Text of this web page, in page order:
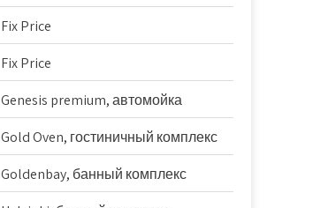
Fix Price
Fix Price
Genesis premium, автомойка
Gold Oven, гостиничный комплекс
Goldenbay, банный комплекс